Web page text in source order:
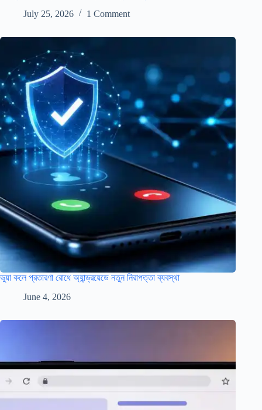
July 25, 2026
1 Comment
ভুয়া কলে প্রতারণা রোধে অ্যান্ড্রয়েডে নতুন নিরাপত্তা ব্যবস্থা
June 4, 2026